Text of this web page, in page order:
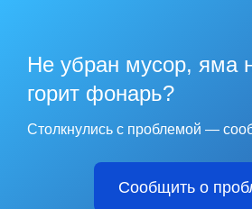
Не убран мусор, яма
горит фонарь?
Столкнулись с проблемой —
Сообщить о